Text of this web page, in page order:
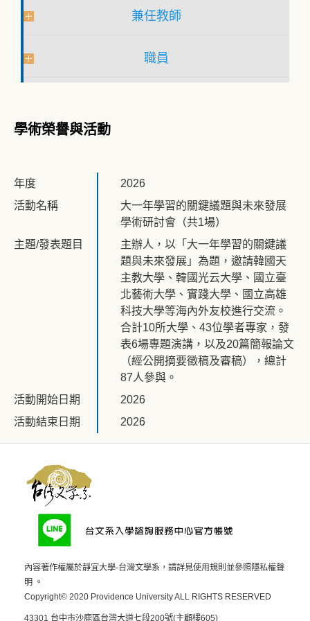
兼任教師
職員
學術榮譽與活動
年度
2026
活動名稱
大一年學習的關鍵議題與未來發展
學術研討會（共1場）
主題/發表題目
主辦人，以「大一年學習的關鍵議
題與未來發展」為題，邀請韓國天
主教大學、韓國光云大學、國立臺
北藝術大學、實踐大學、國立高雄
科技大學等海內外友校進行交流。
合計10所大學、43位學者專家，發
表6場專題演講，以及20篇簡報論文
（經公開摘要徵稿及審稿），總計
87人參與。
活動開始日期
2026
活動結束日期
2026
內容著作權屬於靜宜大學-台灣文學系，請詳見使用規則 並參照隱私權聲
明 。
Copyright© 2020 Providence University ALL RIGHTS RESERVED
43301 台中市沙鹿區台灣大道七段200號(主顧樓605)